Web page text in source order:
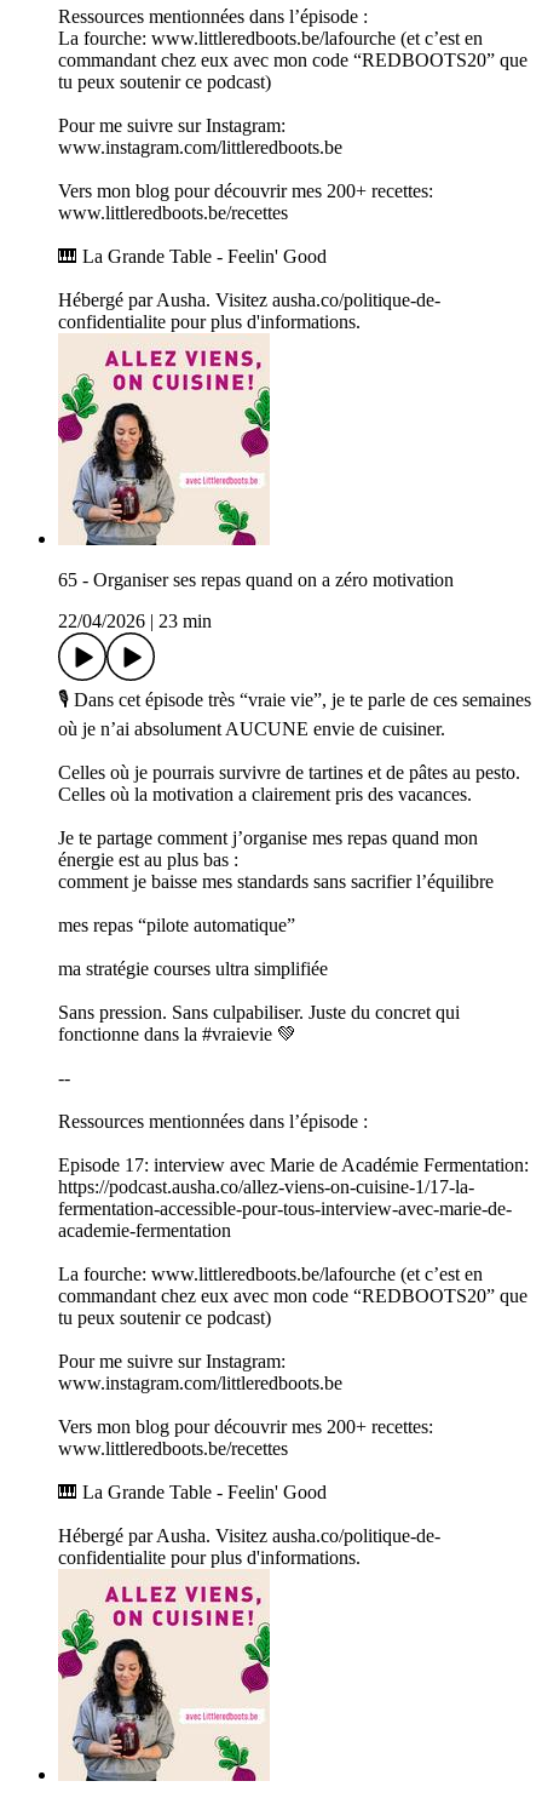
Ressources mentionnées dans l’épisode :
La fourche: www.littleredboots.be/lafourche (et c’est en
commandant chez eux avec mon code “REDBOOTS20” que
tu peux soutenir ce podcast)
Pour me suivre sur Instagram:
www.instagram.com/littleredboots.be
Vers mon blog pour découvrir mes 200+ recettes:
www.littleredboots.be/recettes
🎹 La Grande Table - Feelin' Good
Hébergé par Ausha. Visitez ausha.co/politique-de-
confidentialite pour plus d'informations.
65 - Organiser ses repas quand on a zéro motivation
22/04/2026
23 min
🎙 Dans cet épisode très “vraie vie”, je te parle de ces semaines
où je n’ai absolument AUCUNE envie de cuisiner.
Celles où je pourrais survivre de tartines et de pâtes au pesto.
Celles où la motivation a clairement pris des vacances.
Je te partage comment j’organise mes repas quand mon
énergie est au plus bas :
comment je baisse mes standards sans sacrifier l’équilibre
mes repas “pilote automatique”
ma stratégie courses ultra simplifiée
Sans pression. Sans culpabiliser. Juste du concret qui
fonctionne dans la #vraievie 💚
--
Ressources mentionnées dans l’épisode :
Episode 17: interview avec Marie de Académie Fermentation:
https://podcast.ausha.co/allez-viens-on-cuisine-1/17-la-
fermentation-accessible-pour-tous-interview-avec-marie-de-
academie-fermentation
La fourche: www.littleredboots.be/lafourche (et c’est en
commandant chez eux avec mon code “REDBOOTS20” que
tu peux soutenir ce podcast)
Pour me suivre sur Instagram:
www.instagram.com/littleredboots.be
Vers mon blog pour découvrir mes 200+ recettes:
www.littleredboots.be/recettes
🎹 La Grande Table - Feelin' Good
Hébergé par Ausha. Visitez ausha.co/politique-de-
confidentialite pour plus d'informations.